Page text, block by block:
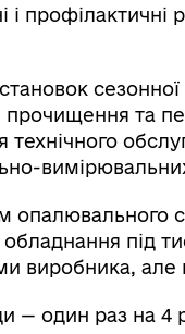
профілактичні
сезонної
та
під
виробника, але
— один раз на 4